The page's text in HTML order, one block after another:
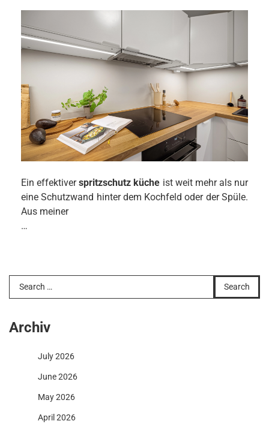
Ein effektiverspritzschutz küche ist weit mehr als nur
eine Schutzwand hinter dem Kochfeld oder der Spüle.
Aus meiner
…
Search
for:
Archiv
July 2026
June 2026
May 2026
April 2026